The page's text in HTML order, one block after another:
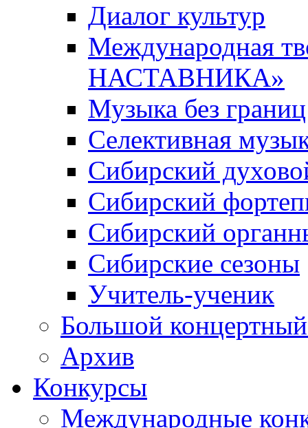
Диалог культур
Международная
НАСТАВНИКА»
Музыка без границ
Селективная
Сибирский
Сибирский
Сибирский
Сибирские сезоны
Учитель-ученик
Большой концертный
Архив
Конкурсы
Международные